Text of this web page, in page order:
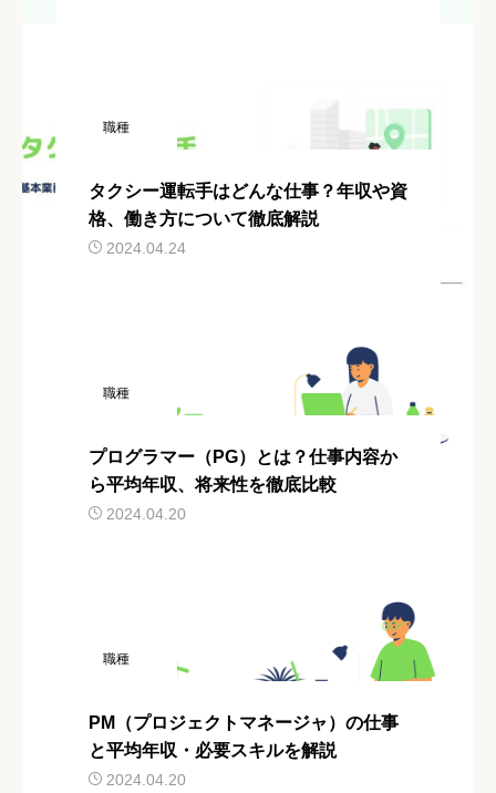
職種
タクシー運転手はどんな仕事？年収や資
格、働き方について徹底解説
2024.04.24
職種
プログラマー（PG）とは？仕事内容か
ら平均年収、将来性を徹底比較
2024.04.20
職種
PM（プロジェクトマネージャ）の仕事
と平均年収・必要スキルを解説
2024.04.20